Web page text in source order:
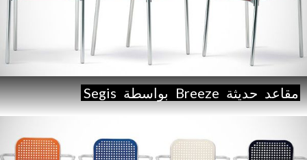
مقاعد حديثة Breeze بواسطة Segis